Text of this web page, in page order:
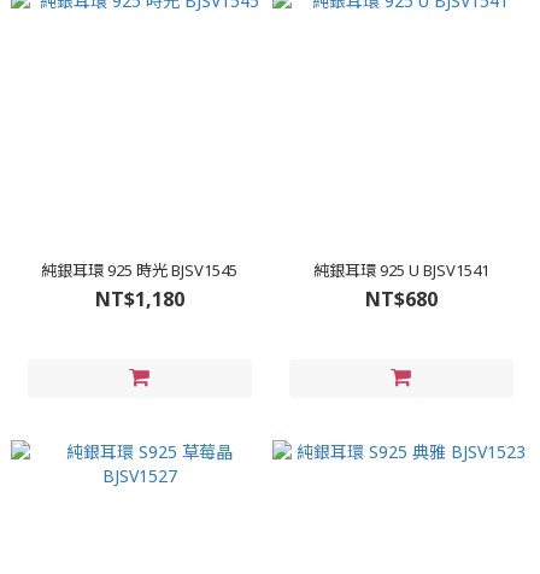
純銀耳環 925 時光 BJSV1545
NT$1,180
純銀耳環 925 U BJSV1541
NT$680